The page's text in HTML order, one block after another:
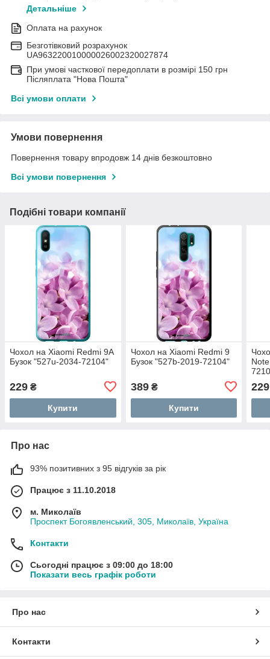
Детальніше
Оплата на рахунок
Безготівковий розрахунок
UA963220010000026002320027874
При умові часткової передоплати в розмірі 150 грн
Післяплата "Нова Пошта"
Всі умови оплати
Умови повернення
Повернення товару впродовж 14 днів безкоштовно
Всі умови повернення
Подібні товари компанії
Чохол на Xiaomi Redmi 9A
Бузок "527u-2034-72104"
229 ₴
Купити
Чохол на Xiaomi Redmi 9
Бузок "527b-2019-72104"
389₴
Купити
229
Про нас
93% позитивних з 95 відгуків за рік
Працює з 11.10.2018
м. Миколаїв
Проспект Богоявленський, 305, Миколаїв, Україна
Контакти
Сьогодні працює з 09:00 до 18:00
Показати весь графік роботи
Про нас
Контакти